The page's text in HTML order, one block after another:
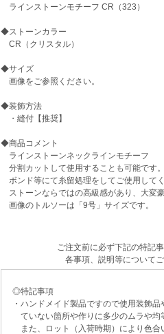
ラインストーンモチーフ CR（323）
◆ストーンカラー
CR（クリスタル）
◆サイズ
画像をご参照ください。
◆装飾方法
・縫付【推奨】
◆商品コメント
ラインストーンネックラインモチーフ
分割カットして使用することも可能です。
ボンド等にて糸留処理をしてご使用してく
ストーンならではの高級感があり、大変
画像のトルソーは「9号」サイズです。
ご注文前に必ず下記の特記
各事項、説明等についてご
◎特記事項
・ハンドメイド製品ですので使用装飾品
ていない箇所や作りに多少のムラや均
また、ロット（入荷時期）により色合